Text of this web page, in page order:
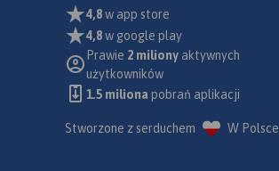
4,8w app store
4,8w google play
Prawie 2 miliony aktywnych
użytkowników
1.5 miliona pobrań aplikacji
Stworzone z serduchem W Polsce